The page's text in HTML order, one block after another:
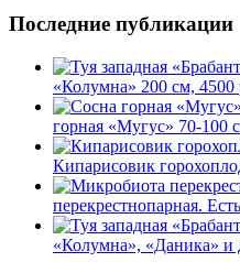
Последние публикации
«Колумна» 200 см,
горная «Мугус» 70-100
Кипарисовик
перекрестнопарная.
«Колумна», «Даника»